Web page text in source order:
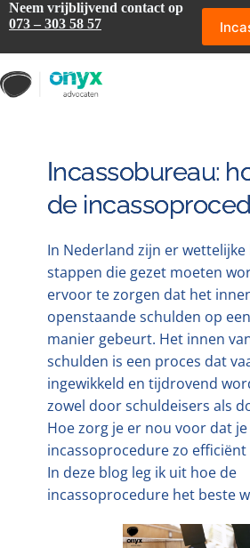
Ga
naar
inhoud
Neem vrijblijvend contact op
073 – 303 58 57
Incassobureau:
de
In Nederland zijn er wettelijke
stappen die gezet moeten
ervoor te zorgen dat het
openstaande schulden op
manier gebeurt. Het innen
schulden is een proces dat
ingewikkeld en tijdrovend
zowel door schuldeisers als
Hoe zorg je er nou voor dat
incassoprocedure zo efficiënt
In deze blog leg ik uit hoe de
incassoprocedure het beste